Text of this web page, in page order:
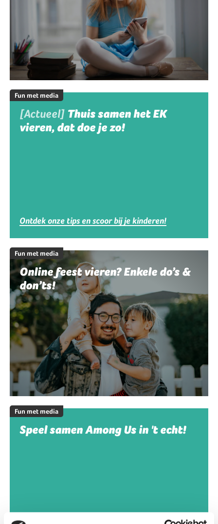
Fun met media
[Actueel] Thuis samen het EK
vieren, dat doe je zo!
Ontdek onze tips en scoor bij je kinderen!
Fun met media
Online feest vieren? Enkele do’s &
don’ts!
Fun met media
Speel samen Among Us in 't echt!